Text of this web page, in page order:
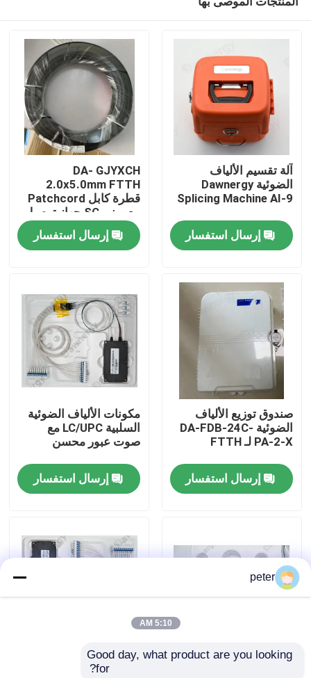
منتجات
أشرطة فيديو
معلومات عنا
جولة في المعمل
مراقبة الجودة
أخبار
آلة تقسيم الألياف
الضوئية Dawnergy
Splicing Machine AI-9
إرسال استفسار
DA- GJYXCH
2.0x5.0mm FTTH
قطرة كابل Patchcord
مع ميني SC جهاز توصيل
مضاد للماء والمتصل من
خلال الأنابيبإرسال استفسار
صندوق توزيع الألياف
الضوئية DA-FDB-24C-
PA-2-X لـ FTTH
إرسال استفسار
مكونات الألياف الضوئية
السلبية LC/UPC مع
صوت عبور محسن
إرسال استفسار
40CH G652D 0 ~
المكونات السلبية للألياف
peter
5:10 AM
Good day, what product are you looking
for?